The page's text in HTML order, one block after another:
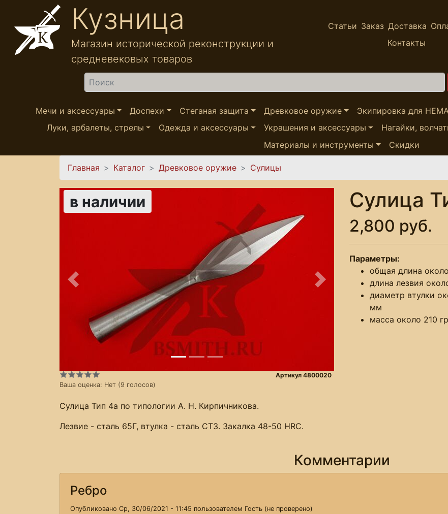
Перейти к основному содержанию
Кузница
Магазин исторической реконструкции и
средневековых товаров
Статьи Заказ Доставка
Контакты
Найти
Мечи и аксессуары Доспехи Стеганая защита Древковое оружие Экипировка для HEMA
Луки, арбалеты, стрелы
Одежда и аксессуары Украшения и аксессуары Нагайки,
Материалы и инструменты
Скидки
Вы здесь
Главная Каталог Древковое оружие Сулицы
в наличии
Предыдущее Следующее
Ваша оценка: Нет (9 голосов)
Артикул 4800020
Сулица
2,800 руб.
Параметры:
общая длина
длина лезвия
диаметр втулки
мм
масса около 210 гр
Сулица Тип 4а по типологии А. Н. Кирпичникова.
Лезвие - сталь 65Г, втулка - сталь СТ3. Закалка 48-50 HRC.
Комментарии
Ребро
Опубликовано Ср, 30/06/2021 - 11:45 пользователем Гость (не проверено)